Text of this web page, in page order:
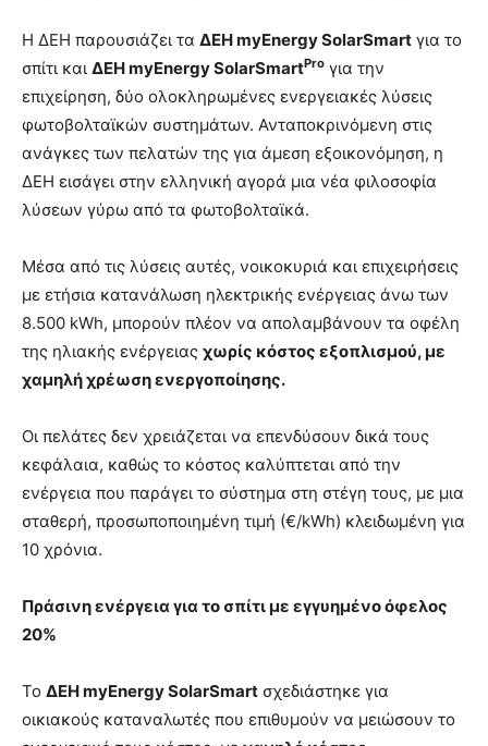
Η ΔΕΗ παρουσιάζει τα ΔΕΗ myEnergy SolarSmart για το
σπίτι και ΔΕΗ myEnergy SolarSmartPro για την
επιχείρηση, δύο ολοκληρωμένες ενεργειακές λύσεις
φωτοβολταϊκών συστημάτων. Ανταποκρινόμενη στις
ανάγκες των πελατών της για άμεση εξοικονόμηση, η
ΔΕΗ εισάγει στην ελληνική αγορά μια νέα φιλοσοφία
λύσεων γύρω από τα φωτοβολταϊκά.
Μέσα από τις λύσεις αυτές, νοικοκυριά και επιχειρήσεις
με ετήσια κατανάλωση ηλεκτρικής ενέργειας άνω των
8.500 kWh, μπορούν πλέον να απολαμβάνουν τα οφέλη
της ηλιακής ενέργειας χωρίς κόστος εξοπλισμού, με
χαμηλή χρέωση ενεργοποίησης.
Οι πελάτες δεν χρειάζεται να επενδύσουν δικά τους
κεφάλαια, καθώς το κόστος καλύπτεται από την
ενέργεια που παράγει το σύστημα στη στέγη τους, με μια
σταθερή, προσωποποιημένη τιμή (€/kWh) κλειδωμένη για
10 χρόνια.
Πράσινη ενέργεια για το σπίτι με εγγυημένο όφελος
20%
Το ΔΕΗ myEnergy SolarSmart σχεδιάστηκε για
οικιακούς καταναλωτές που επιθυμούν να μειώσουν το